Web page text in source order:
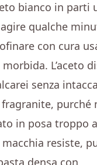
bianco in parti
qualche
con cura
L’aceto
senza
purché
in posa troppo a
resiste,
densa con